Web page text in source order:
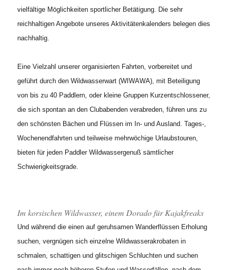
vielfältige Möglichkeiten sportlicher Betätigung. Die sehr
reichhaltigen Angebote unseres Aktivitätenkalenders belegen dies
nachhaltig.
Eine Vielzahl unserer organisierten Fahrten, vorbereitet und
geführt durch den Wildwasserwart (WIWAWA), mit Beteiligung
von bis zu 40 Paddlern, oder kleine Gruppen Kurzentschlossener,
die sich spontan an den Clubabenden verabreden, führen uns zu
den schönsten Bächen und Flüssen im In- und Ausland. Tages-,
Wochenendfahrten und teilweise mehrwöchige Urlaubstouren,
bieten für jeden Paddler Wildwassergenuß sämtlicher
Schwierigkeitsgrade.
Im korsischen Wildwasser, einem Dorado für Kajakfreaks
Und während die einen auf geruhsamen Wanderflüssen Erholung
suchen, vergnügen sich einzelne Wildwasserakrobaten in
schmalen, schattigen und glitschigen Schluchten und suchen